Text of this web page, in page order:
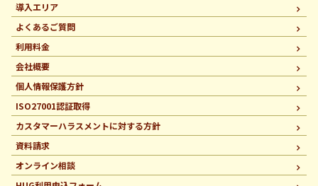
導入エリア
よくあるご質問
利用料金
会社概要
個人情報保護方針
ISO27001認証取得
カスタマーハラスメントに対する方針
資料請求
オンライン相談